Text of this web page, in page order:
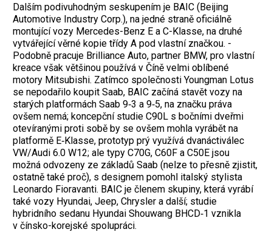
Dalším podivuhodným seskupením je BAIC (Beijing
Automotive Industry Corp.), na jedné straně oficiálně
montující vozy Mercedes-Benz E a C-Klasse, na druhé
vytvářející věrné kopie třídy A pod vlastní značkou. ­
Podobně pracuje Brilliance Auto, partner BMW, pro vlastní
kreace však většinou po­užívá v Číně velmi oblíbené
motory Mitsu­bishi. Zatímco společnosti Youngman Lotus
se nepodařilo koupit Saab, BAIC začíná stavět vozy na
starých platformách Saab 9‑3 a 9‑5, na značku práva
ovšem nemá; koncepční studie C90L s bočními dveřmi
otevíranými proti sobě by se ovšem mohla vyrábět na
platformě E‑Klasse, prototyp prý využívá dvanáctiválec
VW/Audi 6.0 W12; ale typy C70G, C60F a C50E jsou
možná odvozeny ze základů Saab (nelze to přesně zjistit,
ostatně také proč), s designem pomohl italský stylista
Leonardo Fioravanti. BAIC je členem skupiny, která vyrábí
také vozy Hyundai, Jeep, Chrysler a další; studie
hybridního ­sedanu Hyundai Shouwang BHCD‑1 vznikla
v čínsko-korejské spolupráci.